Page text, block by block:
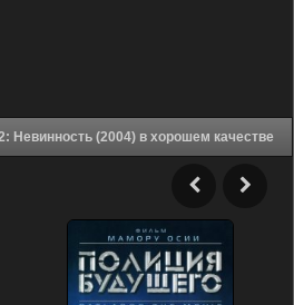
Аниме Призрак в доспехах 2: Невинность (2004) в хорошем качестве